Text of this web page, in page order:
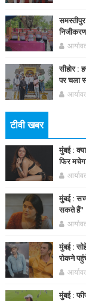
सीहोर :
पर चला
टीवी खबर
मुंबई :
फिर
मुंबई :
सकते हैं”
मुंबई :
रोकने
मुंबई :